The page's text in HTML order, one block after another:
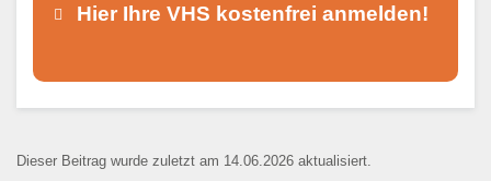
Hier Ihre VHS kostenfrei anmelden!
Kontaktaufnahme und ist nicht
Dieser Beitrag wurde zuletzt am 14.06.2026 aktualisiert.